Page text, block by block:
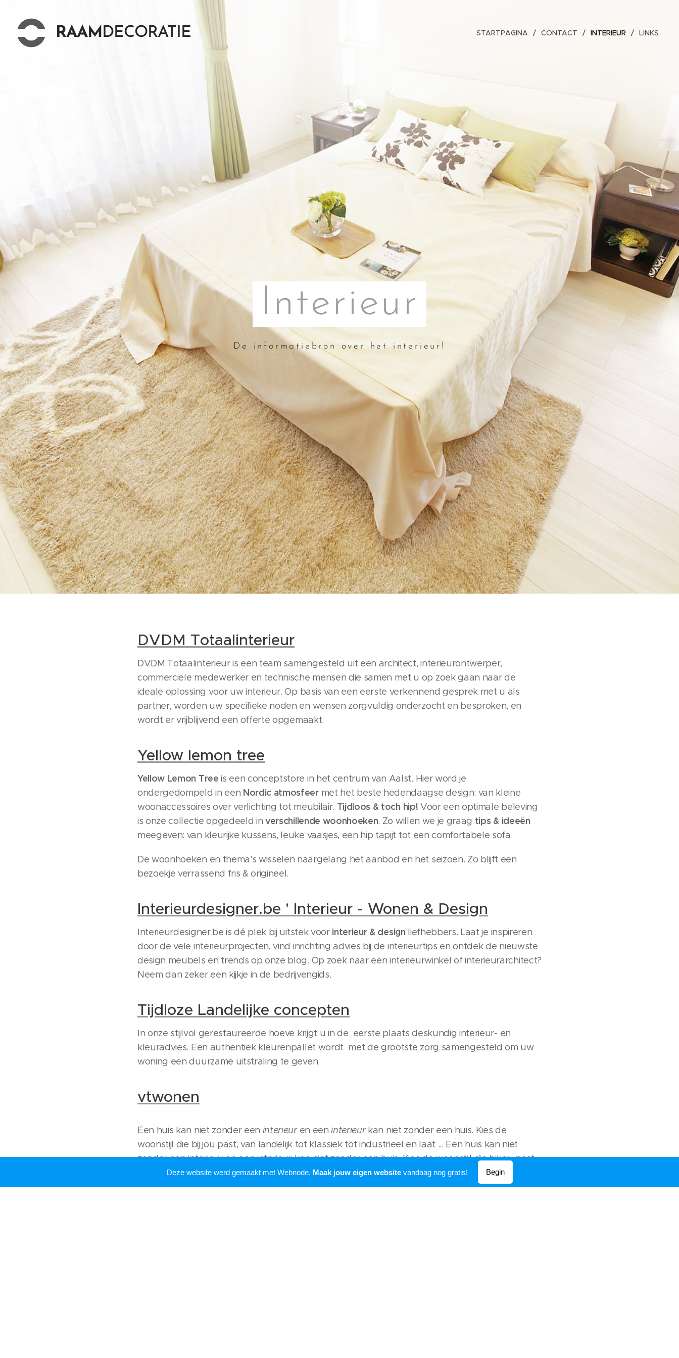
RAAMDECORATIE STARTPAGINA CONTACT INTERIEUR LINKS
Interieur
De informatiebron over het interieur!
DVDM Totaalinterieur
DVDM Totaalinterieur is een team samengesteld uit een architect, interieurontwerper,
commerciële medewerker en technische mensen die samen met u op zoek gaan naar de
ideale oplossing voor uw interieur. Op basis van een eerste verkennend gesprek met u als
partner, worden uw specifieke noden en wensen zorgvuldig onderzocht en besproken, en
wordt er vrijblijvend een offerte opgemaakt.
Yellow lemon tree
Yellow Lemon Tree is een conceptstore in het centrum van Aalst. Hier word je
ondergedompeld in een Nordic atmosfeermet het beste hedendaagse design: van kleine
woonaccessoires over verlichting tot meubilair. Tijdloos & toch hip! Voor een optimale beleving
is onze collectie opgedeeld inverschillende woonhoeken. Zo willen we je graag tips & ideeën
meegeven: van kleurijke kussens, leuke vaasjes, een hip tapijt tot een comfortabele sofa.
De woonhoeken en thema's wisselen naargelang het aanbod en het seizoen. Zo blijft een
bezoekje verrassend fris & origineel.
Interieurdesigner.be ' Interieur - Wonen & Design
Interieurdesigner.be is dé plek bij uitstek voor interieur & designliefhebbers. Laat je inspireren
door de vele interieurprojecten, vind inrichting advies bij de interieurtips en ontdek de nieuwste
design meubels en trends op onze blog. Op zoek naar een interieurwinkel of interieurarchitect?
Neem dan zeker een kijkje in de bedrijvengids.
Tijdloze Landelijke concepten‎
In onze stijlvol gerestaureerde hoeve krijgt u in de eerste plaats deskundig interieur- en
kleuradvies. Een authentiek kleurenpallet wordt met de grootste zorg samengesteld om uw
woning een duurzame uitstraling te geven.
vtwonen
Een huis kan niet zonder een interieuren eeninterieurkan niet zonder een huis. Kies de
woonstijl die bij jou past, van landelijk tot klassiek tot industrieel en laat ... Een huis kan niet
zonder een interieur en een interieur kan niet zonder een huis. Kies de woonstijl die bij jou past,
van landelijk tot klassiek tot industrieel en laat jouw interieur tot leven komen met de juiste
meubels, woonaccessoires en kleuren. Laat je inspireren door vtwonen met voorbeelden voor
Deze website werd gemaakt met Webnode. Maak jouw eigen websitevandaag nog gratis! Begin